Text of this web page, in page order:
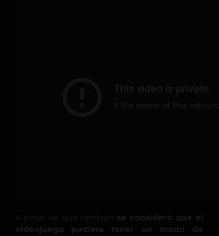
A pesar de que también se consideró que el
videojuego pudiera tener un modo de